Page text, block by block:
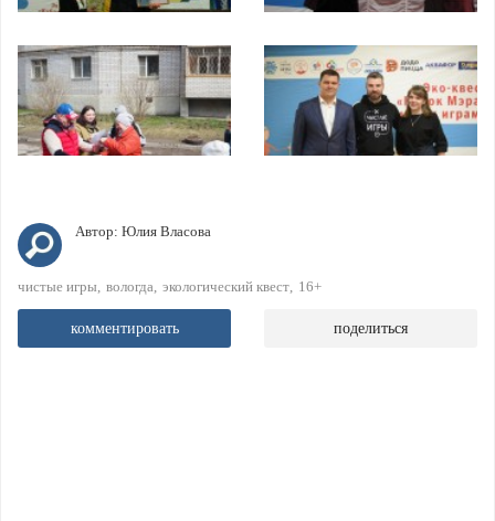
Автор: Юлия Власова
чистые игры вологда экологический квест 16+
комментировать поделиться